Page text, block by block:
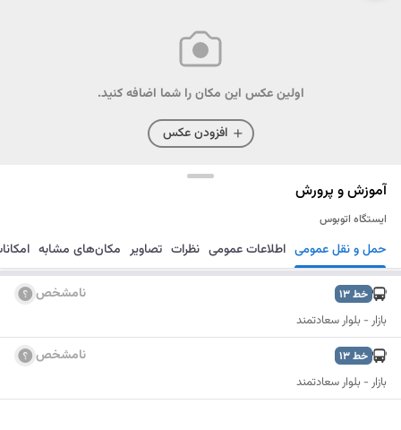
اولین عکس این مکان را شما اضافه کنید.
افزودن عکس
آموزش و پرورش
ایستگاه اتوبوس
مسیریابی ذخیره ارسال حمل و نقل عمومی اطلاعات عمومی نظرات تصاویر مکان‌های مشابه
خط13 نامشخص
بازار - بلوار سعادتمند
خط13 نامشخص
بازار - بلوار سعادتمند